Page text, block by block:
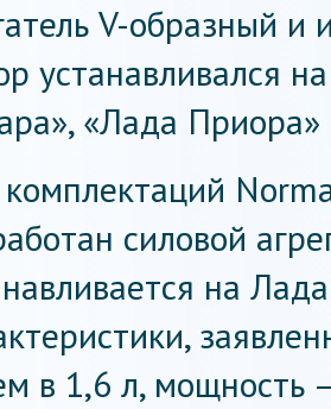
V-образный и
устанавливался
«Лада
силовой
на
в 1,6 л, мощность